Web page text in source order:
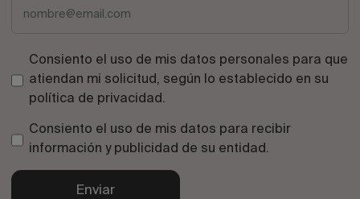
Consiento el uso de mis datos personales para que
atiendan mi solicitud, según lo establecido en su
política de privacidad.
Consiento el uso de mis datos para recibir
información y publicidad de su entidad.
Enviar